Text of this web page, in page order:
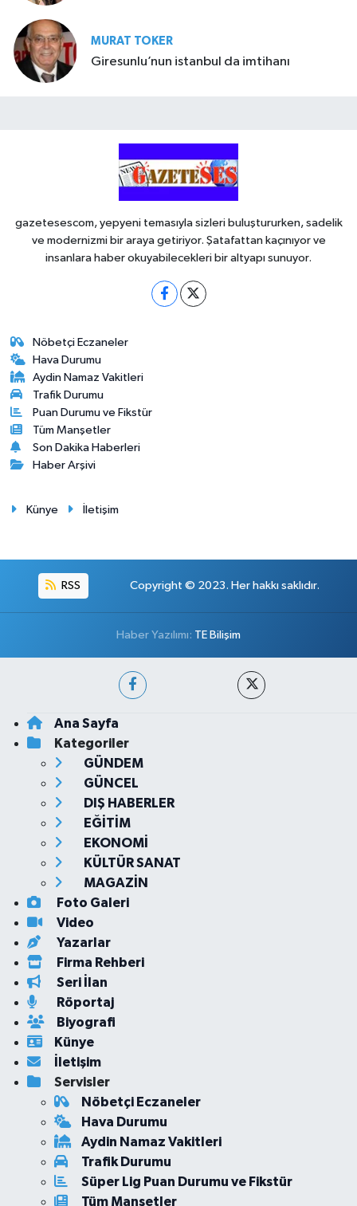
MURAT TOKER
Giresunlu’nun istanbul da imtihanı
gazetesescom, yepyeni temasıyla sizleri buluştururken, sadelik
ve modernizmi bir araya getiriyor. Şatafattan kaçınıyor ve
insanlara haber okuyabilecekleri bir altyapı sunuyor.
Nöbetçi Eczaneler
Hava Durumu
Aydin Namaz Vakitleri
Trafik Durumu
Puan Durumu ve Fikstür
Tüm Manşetler
Son Dakika Haberleri
Haber Arşivi
Künye İletişim
RSS Copyright © 2023. Her hakkı saklıdır.
Haber Yazılımı: TE Bilişim
Ana Sayfa
Kategoriler
GÜNDEM
GÜNCEL
DIŞ HABERLER
EĞİTİM
EKONOMİ
KÜLTÜR SANAT
MAGAZİN
Foto Galeri
Video
Yazarlar
Firma Rehberi
Seri İlan
Röportaj
Biyografi
Künye
İletişim
Servisler
Nöbetçi Eczaneler
Hava Durumu
Aydin Namaz Vakitleri
Trafik Durumu
Süper Lig Puan Durumu ve Fikstür
Tüm Manşetler